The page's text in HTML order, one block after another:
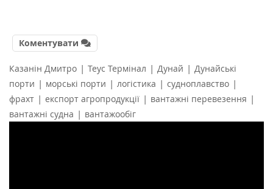
Коментувати
Казанін Дмитро | Теус Термінал | Дунай | Дунайські
порти | морські порти | логістика | судноплавство |
фрахт | експорт агропродукції | вантажні перевезення |
вантажні судна | вантажообіг